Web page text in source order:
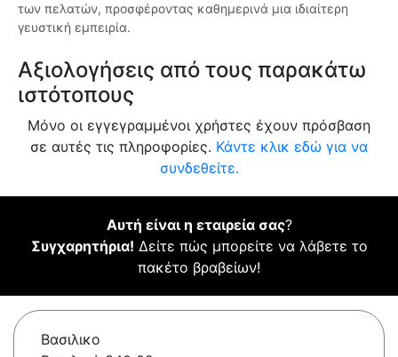
των πελατών, προσφέροντας καθημερινά μια ιδιαίτερη
γευστική εμπειρία.
Αξιολογήσεις από τους παρακάτω
ιστότοπους
Μόνο οι εγγεγραμμένοι χρήστες έχουν πρόσβαση
σε αυτές τις πληροφορίες. Κάντε κλικ εδώ για να
συνδεθείτε.
Αυτή είναι η εταιρεία σας?
Συγχαρητήρια! Δείτε πώς μπορείτε να λάβετε το
πακέτο βραβείων!
Βασιλικο